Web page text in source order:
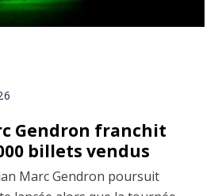
Gendron franchit
billets vendus
Marc Gendron poursuit